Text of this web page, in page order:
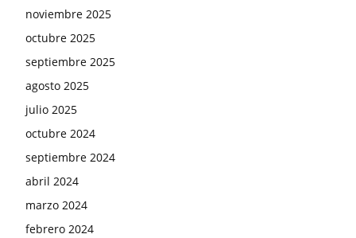
noviembre 2025
octubre 2025
septiembre 2025
agosto 2025
julio 2025
octubre 2024
septiembre 2024
abril 2024
marzo 2024
febrero 2024